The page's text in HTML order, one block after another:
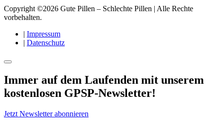
Copyright ©2026 Gute Pillen – Schlechte Pillen | Alle Rechte
vorbehalten.
| Impressum
| Datenschutz
Immer auf dem Laufenden mit unserem
kostenlosen GPSP-Newsletter!
Jetzt Newsletter abonnieren